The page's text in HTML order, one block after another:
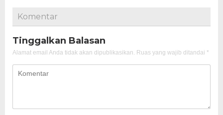
Komentar
Tinggalkan Balasan
Alamat email Anda tidak akan dipublikasikan. Ruas yang wajib ditandai *